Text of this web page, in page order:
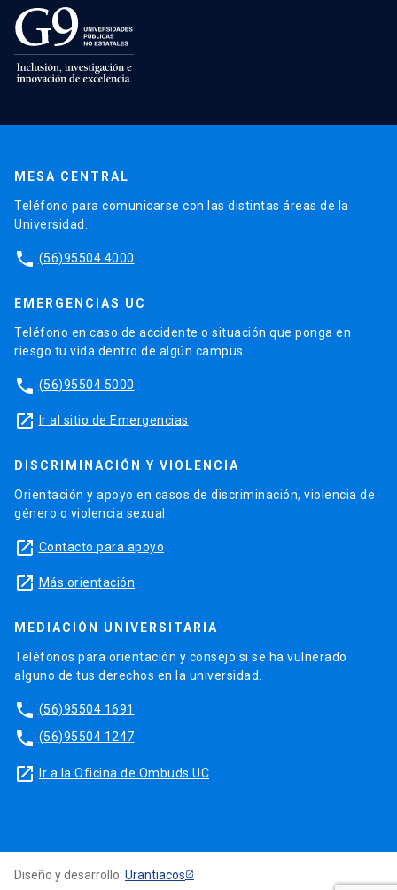
MESA CENTRAL
Teléfono para comunicarse con las distintas áreas de la
Universidad.
phone (56)95504 4000
EMERGENCIAS UC
Teléfono en caso de accidente o situación que ponga en
riesgo tu vida dentro de algún campus.
phone (56)95504 5000
launch Ir al sitio de Emergencias
DISCRIMINACIÓN Y VIOLENCIA
Orientación y apoyo en casos de discriminación, violencia de
género o violencia sexual.
launch Contacto para apoyo
launch Más orientación
MEDIACIÓN UNIVERSITARIA
Teléfonos para orientación y consejo si se ha vulnerado
alguno de tus derechos en la universidad.
phone (56)95504 1691
phone (56)95504 1247
launch Ir a la Oficina de Ombuds UC
Diseño y desarrollo: Urantiacos